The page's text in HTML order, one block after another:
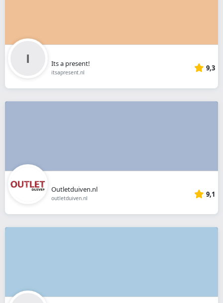
Its a present!
itsapresent.nl 9,3
Outletduiven.nl
outletduiven.nl 9,1